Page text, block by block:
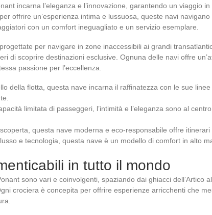
incarna l’eleganza e l’innovazione, garantendo un viaggio in
offrire un’esperienza intima e lussuosa, queste navi navigano
con un comfort ineguagliato e un servizio esemplare.
per navigare in zone inaccessibili ai grandi
di scoprire destinazioni esclusive. Ognuna delle navi offre
passione per l’eccellenza.
della flotta, questa nave incarna il raffinatezza con le sue
limitata di passeggeri, l’intimità e l’eleganza sono al
questa nave moderna e eco-responsabile offre itinerari
e tecnologia, questa nave è un modello di comfort in alto
in tutto il mondo
sono vari e coinvolgenti, spaziando dai ghiacci dell’Artico
crociera è concepita per offrire esperienze arricchenti che